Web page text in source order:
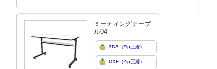
ミーティングテーブ
ル04
3DS（Zip圧縮）
DXF（Zip圧縮）